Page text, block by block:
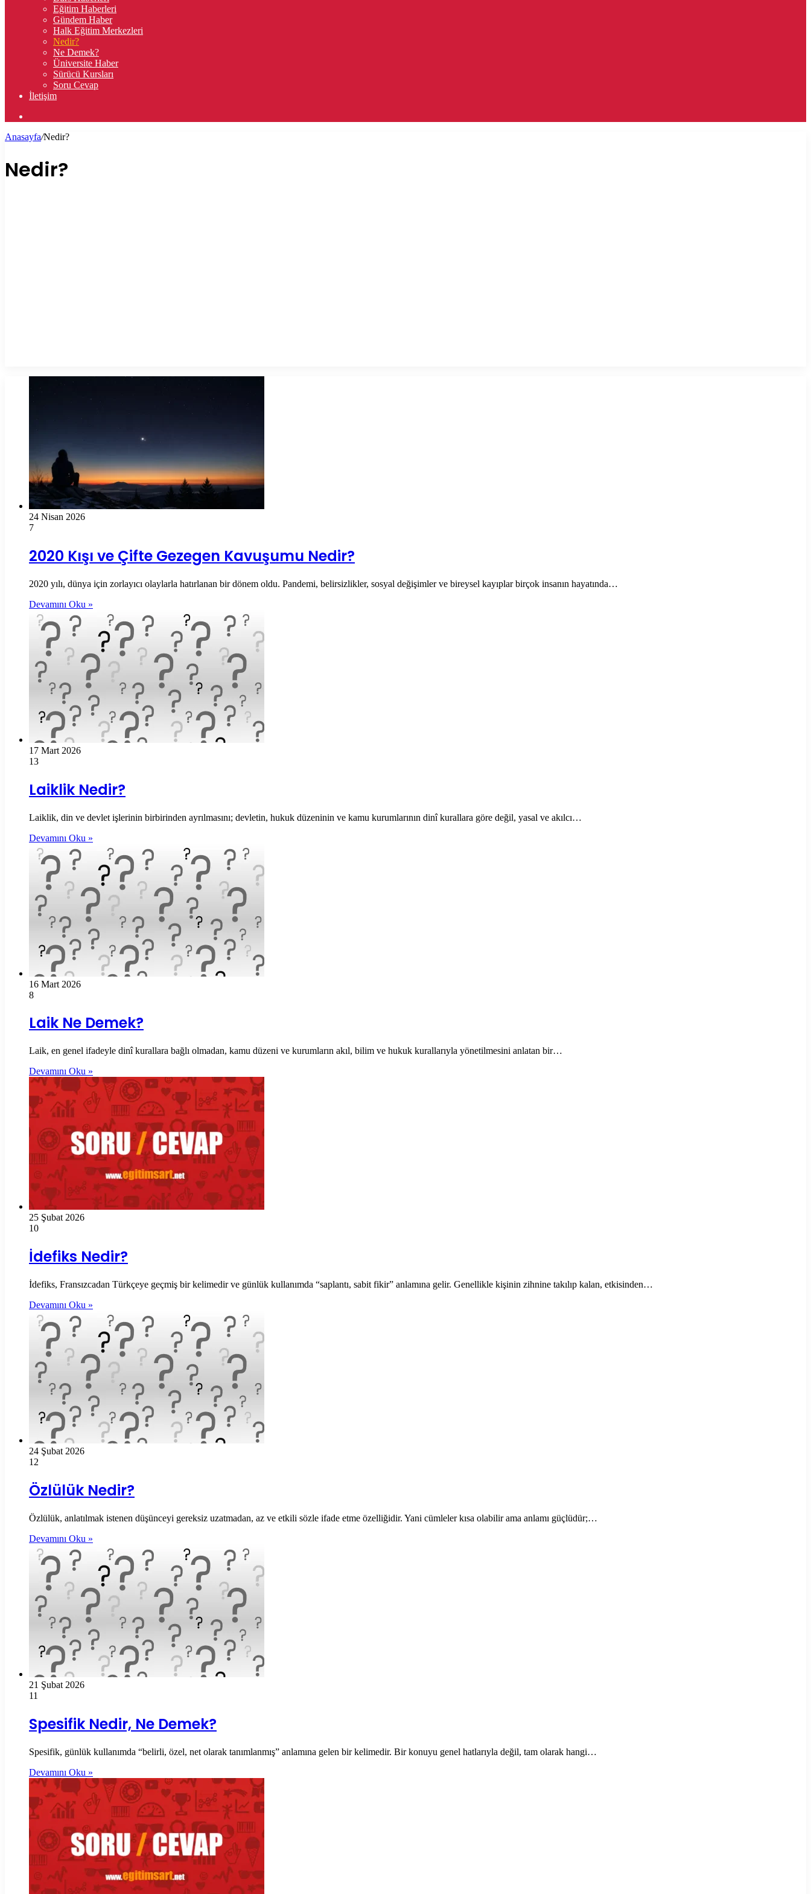
Eğitim Haberleri
Gündem Haber
Halk Eğitim Merkezleri
Nedir?
Ne Demek?
Üniversite Haber
Sürücü Kursları
Soru Cevap
İletişim
...
Anasayfa/Nedir?
Nedir?
24 Nisan 2026
7
2020 Kışı ve Çifte Gezegen Kavuşumu Nedir?
2020 yılı, dünya için zorlayıcı olaylarla hatırlanan bir dönem oldu. Pandemi, belirsizlikler, sosyal değişimler ve bireysel kayıplar birçok insanın hayatında…
Devamını Oku »
17 Mart 2026
13
Laiklik Nedir?
Laiklik, din ve devlet işlerinin birbirinden ayrılmasını; devletin, hukuk düzeninin ve kamu kurumlarının dinî kurallara göre değil, yasal ve akılcı…
Devamını Oku »
16 Mart 2026
8
Laik Ne Demek?
Laik, en genel ifadeyle dinî kurallara bağlı olmadan, kamu düzeni ve kurumların akıl, bilim ve hukuk kurallarıyla yönetilmesini anlatan bir…
Devamını Oku »
25 Şubat 2026
10
İdefiks Nedir?
İdefiks, Fransızcadan Türkçeye geçmiş bir kelimedir ve günlük kullanımda “saplantı, sabit fikir” anlamına gelir. Genellikle kişinin zihnine takılıp kalan, etkisinden…
Devamını Oku »
24 Şubat 2026
12
Özlülük Nedir?
Özlülük, anlatılmak istenen düşünceyi gereksiz uzatmadan, az ve etkili sözle ifade etme özelliğidir. Yani cümleler kısa olabilir ama anlamı güçlüdür;…
Devamını Oku »
21 Şubat 2026
11
Spesifik Nedir, Ne Demek?
Spesifik, günlük kullanımda “belirli, özel, net olarak tanımlanmış” anlamına gelen bir kelimedir. Bir konuyu genel hatlarıyla değil, tam olarak hangi…
Devamını Oku »